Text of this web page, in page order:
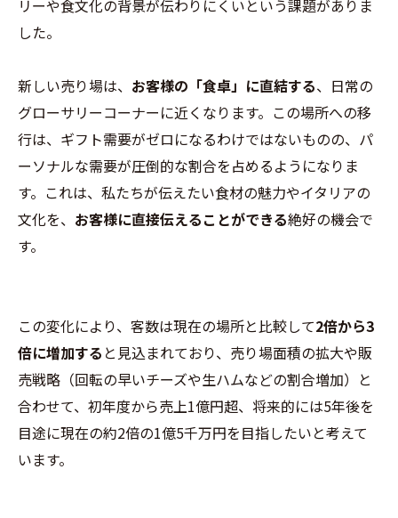
リーや食文化の背景が伝わりにくいという課題がありま
した。
新しい売り場は、 お客様の「食卓」に直結する、日常の
グローサリーコーナーに近くなります。この場所への移
行は、ギフト需要がゼロになるわけではないものの、パ
ーソナルな需要が圧倒的な割合を占めるようになりま
す。これは、私たちが伝えたい食材の魅力やイタリアの
文化を、 お客様に直接伝えることができる絶好の機会で
す。
この変化により、客数は現在の場所と比較して2倍から3
倍に増加する と見込まれており、売り場面積の拡大や販
売戦略（回転の早いチーズや生ハムなどの割合増加）と
合わせて、初年度から売上1億円超、将来的には5年後を
目途に現在の約2倍の1億5千万円を目指したいと考えて
います。